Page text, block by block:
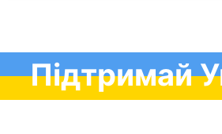
Підтримай